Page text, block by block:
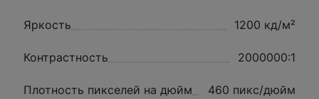
Яркость 1200 кд/м²
Контрастность 2000000:1
Плотность пикселей на дюйм 460 пикс/дюйм